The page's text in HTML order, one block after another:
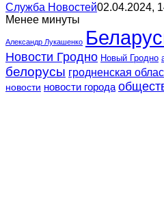
Служба Новостей02.04.2024,
Менее минуты
Александр Лукашенко
Новости Гродно Новый Гродно
белорусы гродненская
новости новости города